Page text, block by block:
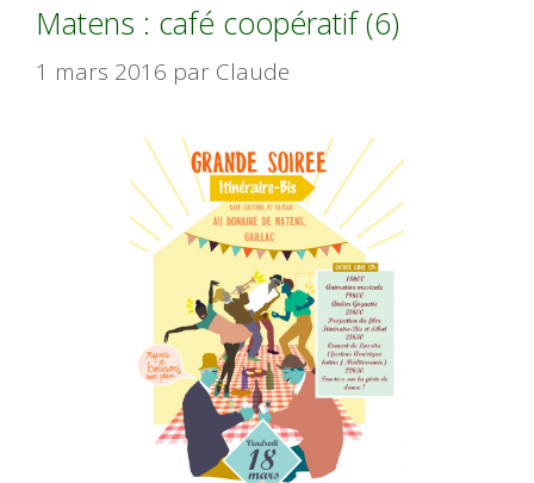
Matens : café coopératif (6)
1 mars 2016 par Claude